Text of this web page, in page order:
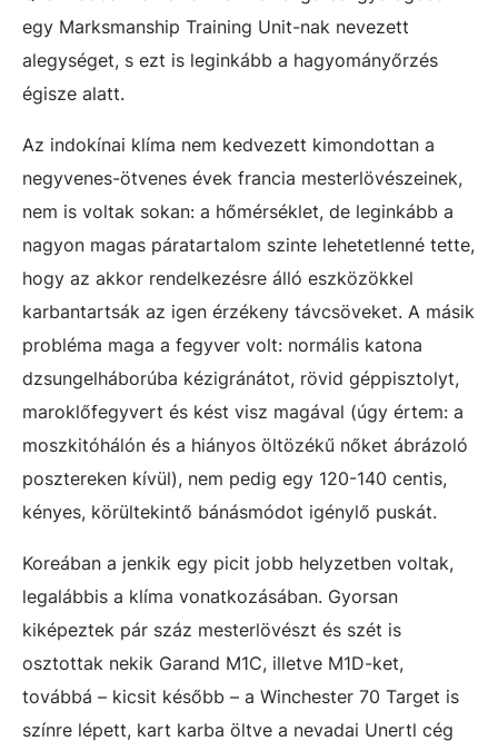
egy Marksmanship Training Unit-nak nevezett
alegységet, s ezt is leginkább a hagyományőrzés
égisze alatt.
Az indokínai klíma nem kedvezett kimondottan a
negyvenes-ötvenes évek francia mesterlövészeinek,
nem is voltak sokan: a hőmérséklet, de leginkább a
nagyon magas páratartalom szinte lehetetlenné tette,
hogy az akkor rendelkezésre álló eszközökkel
karbantartsák az igen érzékeny távcsöveket. A másik
probléma maga a fegyver volt: normális katona
dzsungelháborúba kézigránátot, rövid géppisztolyt,
maroklőfegyvert és kést visz magával (úgy értem: a
moszkitóhálón és a hiányos öltözékű nőket ábrázoló
posztereken kívül), nem pedig egy 120-140 centis,
kényes, körültekintő bánásmódot igénylő puskát.
Koreában a jenkik egy picit jobb helyzetben voltak,
legalábbis a klíma vonatkozásában. Gyorsan
kiképeztek pár száz mesterlövészt és szét is
osztottak nekik Garand M1C, illetve M1D-ket,
továbbá – kicsit később – a Winchester 70 Target is
színre lépett, kart karba öltve a nevadai Unertl cég